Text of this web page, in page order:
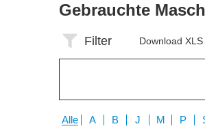
Gebrauchte
Filter Download XLS
Alle A B J M P